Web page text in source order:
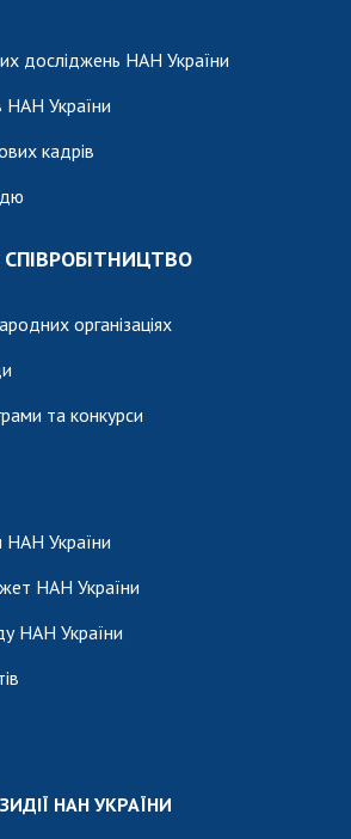
досліджень НАН України
НАН України
кадрів
організаціях
та конкурси
НАН України
НАН України
НАН України
НАН УКРАЇНИ